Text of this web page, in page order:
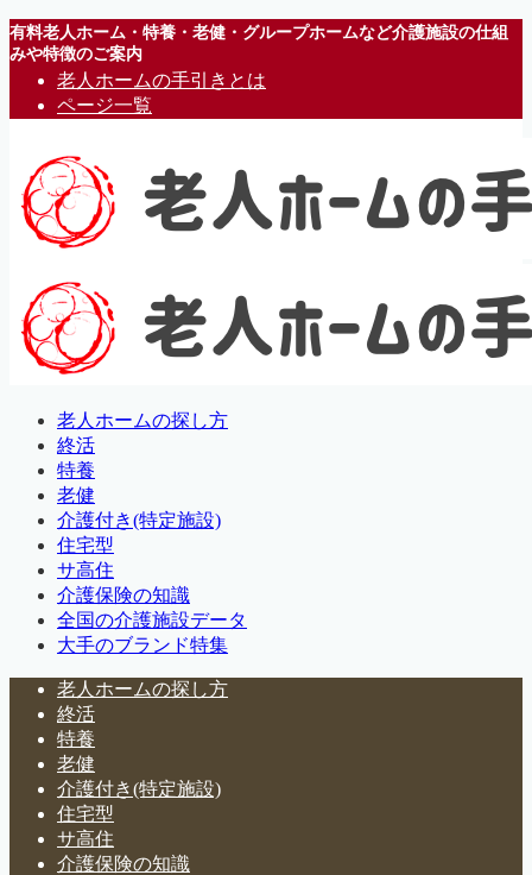
有料老人ホーム・特養・老健・グループホームなど介護施設の仕組
みや特徴のご案内
老人ホームの手引きとは
ページ一覧
老人ホームの探し方
終活
特養
老健
介護付き(特定施設)
住宅型
サ高住
介護保険の知識
全国の介護施設データ
大手のブランド特集
老人ホームの探し方
終活
特養
老健
介護付き(特定施設)
住宅型
サ高住
介護保険の知識